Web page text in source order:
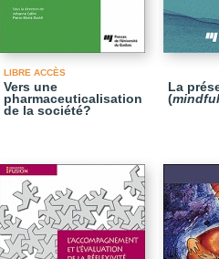
LIBRE ACCÈS
Vers une
pharmaceuticalisation
de la société?
La
(